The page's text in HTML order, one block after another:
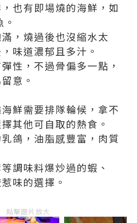
也有即場燒的海鮮，如
，燒過後也沒縮水太
味道濃郁且多汁。
性，不過骨偏多一點，
意。
鮮需要排隊輪候，拿不
其他可自取的熱食。
鴿，油脂感豐富，肉質
調味料爆炒過的蝦、
味的選擇。
點擊圖片放大